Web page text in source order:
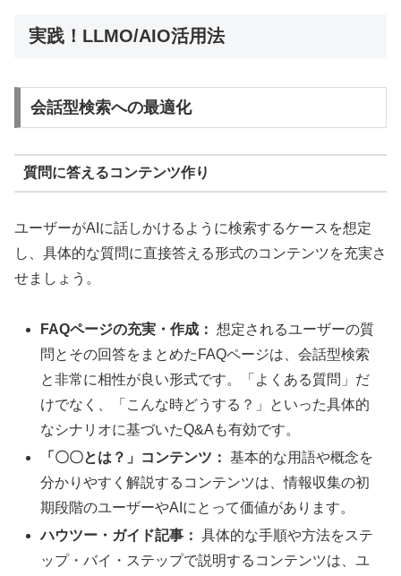
実践！LLMO/AIO活用法
会話型検索への最適化
質問に答えるコンテンツ作り
ユーザーがAIに話しかけるように検索するケースを想定
し、具体的な質問に直接答える形式のコンテンツを充実さ
せましょう。
FAQページの充実・作成： 想定されるユーザーの質
問とその回答をまとめたFAQページは、会話型検索
と非常に相性が良い形式です。「よくある質問」だ
けでなく、「こんな時どうする？」といった具体的
なシナリオに基づいたQ&Aも有効です。
「〇〇とは？」コンテンツ： 基本的な用語や概念を
分かりやすく解説するコンテンツは、情報収集の初
期段階のユーザーやAIにとって価値があります。
ハウツー・ガイド記事： 具体的な手順や方法をステ
ップ・バイ・ステップで説明するコンテンツは、ユ